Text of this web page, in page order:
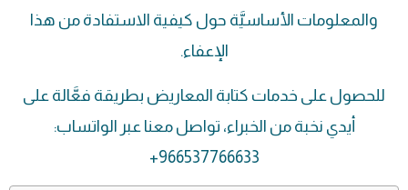
والمعلومات الأساسيَّة حول كيفية الاستفادة من هذا
الإعفاء.
للحصول على خدمات كتابة المعاريض بطريقة فعَّالة على
أيدي نخبة من الخبراء، تواصل معنا عبر الواتساب:
966537766633+